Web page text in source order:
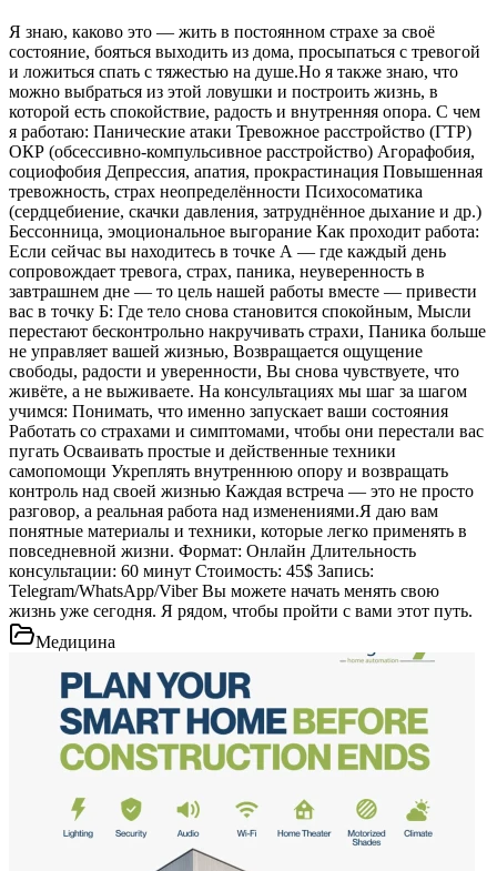
Я знаю, каково это — жить в постоянном страхе за своё
состояние, бояться выходить из дома, просыпаться с тревогой
и ложиться спать с тяжестью на душе.Но я также знаю, что
можно выбраться из этой ловушки и построить жизнь, в
которой есть спокойствие, радость и внутренняя опора. С чем
я работаю: Панические атаки Тревожное расстройство (ГТР)
ОКР (обсессивно-компульсивное расстройство) Агорафобия,
социофобия Депрессия, апатия, прокрастинация Повышенная
тревожность, страх неопределённости Психосоматика
(сердцебиение, скачки давления, затруднённое дыхание и др.)
Бессонница, эмоциональное выгорание Как проходит работа:
Если сейчас вы находитесь в точке А — где каждый день
сопровождает тревога, страх, паника, неуверенность в
завтрашнем дне — то цель нашей работы вместе — привести
вас в точку Б: Где тело снова становится спокойным, Мысли
перестают бесконтрольно накручивать страхи, Паника больше
не управляет вашей жизнью, Возвращается ощущение
свободы, радости и уверенности, Вы снова чувствуете, что
живёте, а не выживаете. На консультациях мы шаг за шагом
учимся: Понимать, что именно запускает ваши состояния
Работать со страхами и симптомами, чтобы они перестали вас
пугать Осваивать простые и действенные техники
самопомощи Укреплять внутреннюю опору и возвращать
контроль над своей жизнью Каждая встреча — это не просто
разговор, а реальная работа над изменениями.Я даю вам
понятные материалы и техники, которые легко применять в
повседневной жизни. Формат: Онлайн Длительность
консультации: 60 минут Стоимость: 45$ Запись:
Telegram/WhatsApp/Viber Вы можете начать менять свою
жизнь уже сегодня. Я рядом, чтобы пройти с вами этот путь.
Медицина